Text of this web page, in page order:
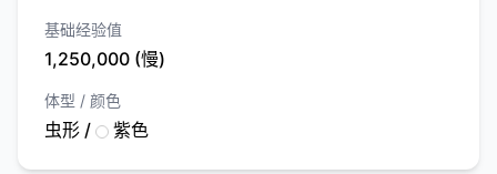
基础经验值
1,250,000 (慢)
体型 / 颜色
虫形 / 紫色